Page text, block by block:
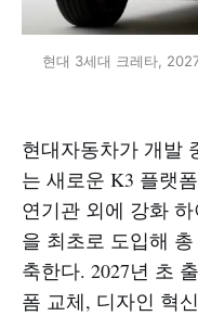
현대 3세대 크레타,
현대자동차가 개발
는 새로운 K3 플랫
연기관 외에 강화
을 최초로 도입해
축한다. 2027년 초
폼 교체, 디자인 혁